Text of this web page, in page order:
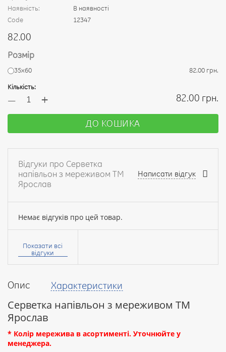
Опис Характеристики
Серветка напівльон з мереживом ТМ
Ярослав
* Колір мережива в асортименті. Уточнюйте у
менеджера.
Наявність:
В наявності
Code
12347
82.00
Розмір
35х60 82.00 грн.
Кількість:
— + 82.00 грн.
ДО КОШИКА
Відгуки про Серветка
напівльон з мереживом ТМ
Ярослав
Написати відгук
Немає відгуків про цей товар.
Ваше
Ваш
Показати всі
відгуки